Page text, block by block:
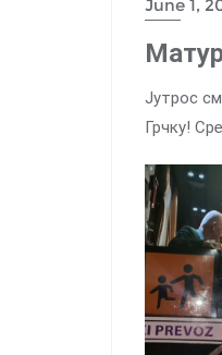
June 1,
Јутрос
Грчку!